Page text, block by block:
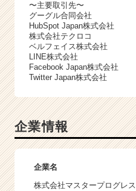
〜主要取引先〜
グーグル合同会社
HubSpot Japan株式会社
株式会社テクロコ
ベルフェイス株式会社
LINE株式会社
Facebook Japan株式会社
Twitter Japan株式会社
企業情報
企業名
株式会社マスタープログレス